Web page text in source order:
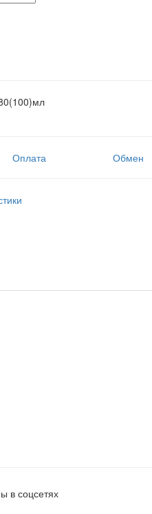
Оплата Обмен
в соцсетях